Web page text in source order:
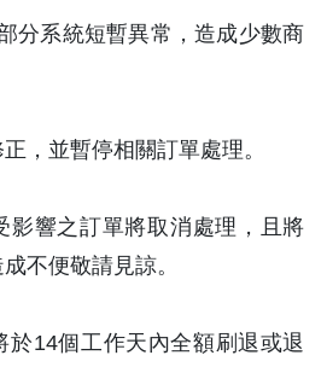
分系統短暫異常，造成少數商
，並暫停相關訂單處理。
影響之訂單將取消處理，且將
不便敬請見諒。
於14個工作天內全額刷退或退